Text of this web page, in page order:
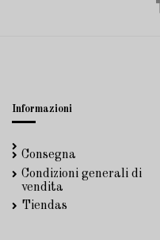
Informazioni
Consegna
Condizioni generali di
vendita
Tiendas